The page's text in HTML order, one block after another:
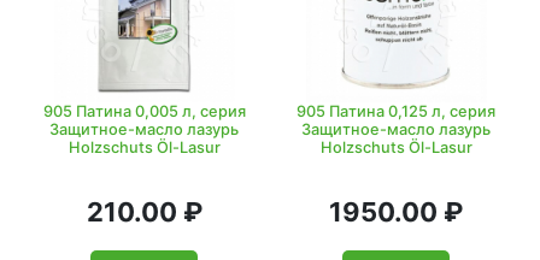
905 Патина 0,005 л, серия
Защитное-масло лазурь
Holzschuts Öl-Lasur
210.00 ₽
905 Патина 0,125 л, серия
Защитное-масло лазурь
Holzschuts Öl-Lasur
1950.00 ₽